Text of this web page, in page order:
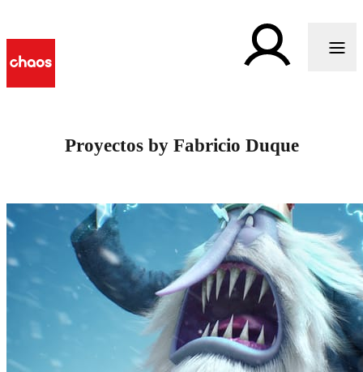
Proyectos by Fabricio Duque